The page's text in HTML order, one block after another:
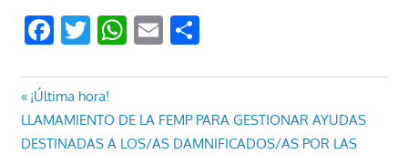
Facebook
Twitter
WhatsApp
EmailCompartir
Navegación
de
Entrada
anterior:
¡Última hora!
Entrada
siguiente:
LLAMAMIENTO DE LA FEMP PARA GESTIONAR AYUDAS
DESTINADAS A LOS/AS DAMNIFICADOS/AS POR LAS